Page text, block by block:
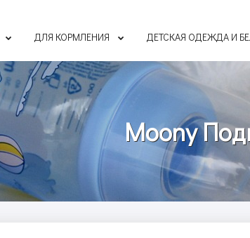
ДЛЯ КОРМЛЕНИЯ ДЕТСКАЯ ОДЕЖДА И
Moony